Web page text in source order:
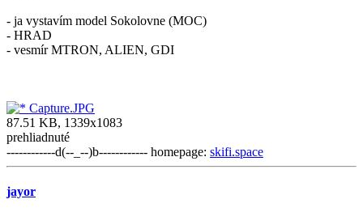
- ja vystavím model Sokolovne (MOC)
- HRAD
- vesmír MTRON, ALIEN, GDI
Capture.JPG
87.51 KB, 1339x1083
prehliadnuté
------------d(--_--)b------------ homepage: skifi.space
jayor